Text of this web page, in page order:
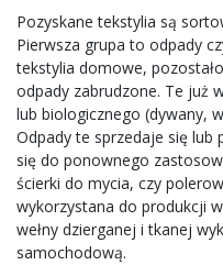
Pozyskane tekstylia są
Pierwsza grupa to odpady
tekstylia domowe,
odpady zabrudzone. Te już
lub biologicznego (dywany,
Odpady te sprzedaje się lub
się do ponownego
ścierki do mycia, czy
wykorzystana do produkcji
wełny dzierganej i tkanej
samochodową.